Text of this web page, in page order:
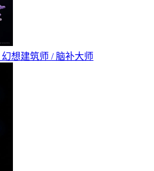
幻想建筑师 / 脑补大师